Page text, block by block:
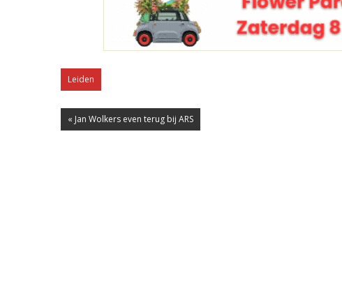
Leiden
« Jan Wolkers even terug bij ARS